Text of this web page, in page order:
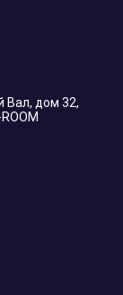
Вал, дом 32,